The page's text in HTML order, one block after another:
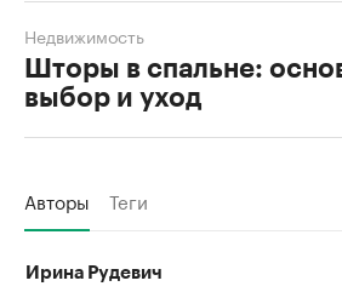
Шторы в спальне:
выбор и уход
Недвижимость
Авторы Теги
Ирина Рудевич